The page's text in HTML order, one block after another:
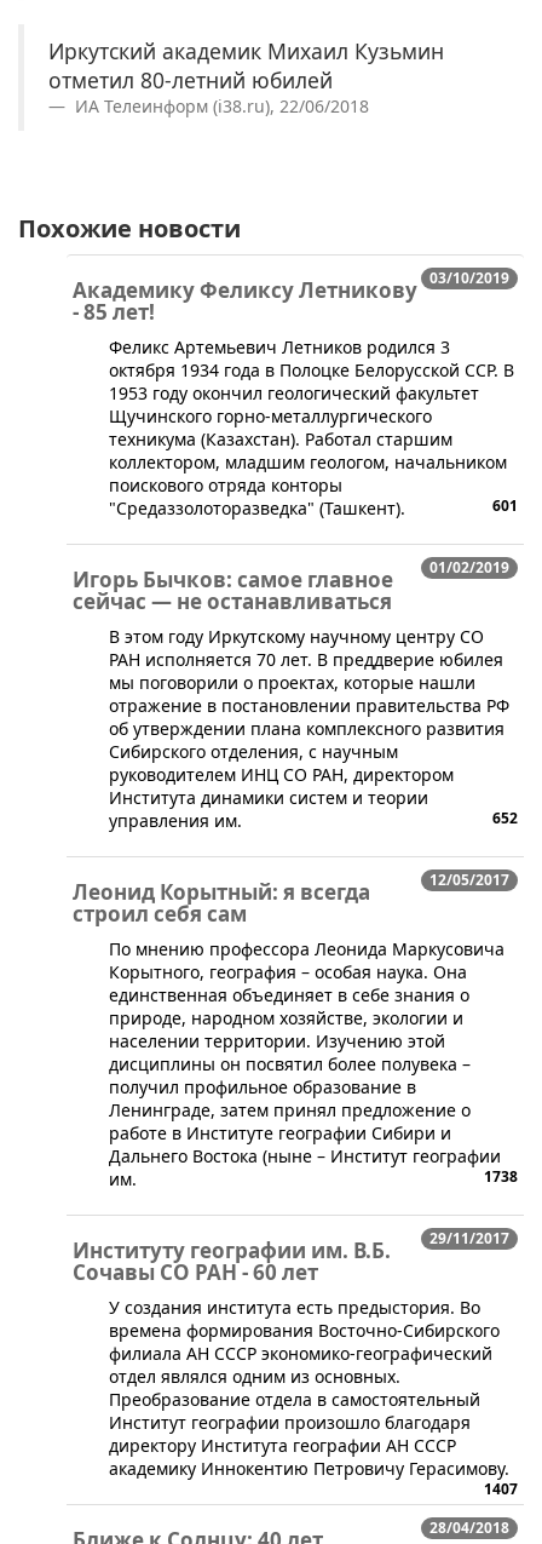
Иркутский академик Михаил Кузьмин
отметил 80-летний юбилей
ИА Телеинформ (i38.ru), 22/06/2018
Похожие новости
03/10/2019
Академику Феликсу Летникову
- 85 лет!
​Феликс Артемьевич Летников родился 3
октября 1934 года в Полоцке Белорусской ССР. В
1953 году окончил геологический факультет
Щучинского горно-металлургического
техникума (Казахстан). Работал старшим
коллектором, младшим геологом, начальником
поискового отряда конторы
"Средаззолоторазведка" (Ташкент).
601
01/02/2019
Игорь Бычков: самое главное
сейчас — не останавливаться
В этом году Иркутскому научному центру СО
РАН исполняется 70 лет. В преддверие юбилея
мы поговорили о проектах, которые нашли
отражение в постановлении правительства РФ
об утверждении плана комплексного развития
Сибирского отделения, с научным
руководителем ИНЦ СО РАН, директором
Института динамики систем и теории
управления им.
652
12/05/2017
Леонид Корытный: я всегда
строил себя сам
По мнению профессора Леонида Маркусовича
Корытного, география – особая наука. Она
единственная объединяет в себе знания о
природе, народном хозяйстве, экологии и
населении территории. Изучению этой
дисциплины он посвятил более полувека –
получил профильное образование в
Ленинграде, затем принял предложение о
работе в Институте географии Сибири и
Дальнего Востока (ныне – Институт географии
им.
1738
29/11/2017
Институту географии им. В.Б.
Сочавы СО РАН - 60 лет
У создания института есть предыстория. Во
времена формирования Восточно-Сибирского
филиала АН СССР экономико-географический
отдел являлся одним из основных.
Преобразование отдела в самостоятельный
Институт географии произошло благодаря
директору Института географии АН СССР
академику Иннокентию Петровичу Герасимову.
1407
28/04/2018